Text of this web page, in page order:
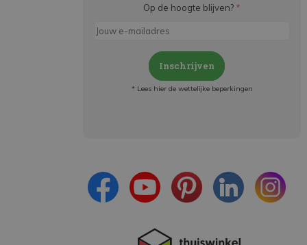
Op de hoogte blijven? *
Inschrijven
* Lees hier de wettelijke beperkingen